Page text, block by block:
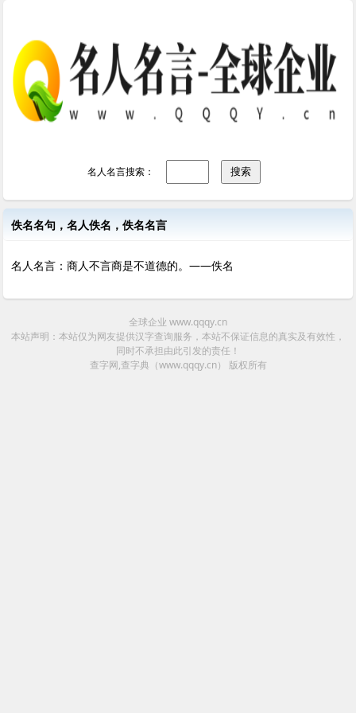
名人名言搜索：
佚名名句，名人佚名，佚名名言
名人名言：商人不言商是不道德的。——佚名
全球企业 www.qqqy.cn
本站声明：本站仅为网友提供汉字查询服务，本站不保证信息的真实及有效性，
同时不承担由此引发的责任！
查字网,查字典（www.qqqy.cn）
版权所有